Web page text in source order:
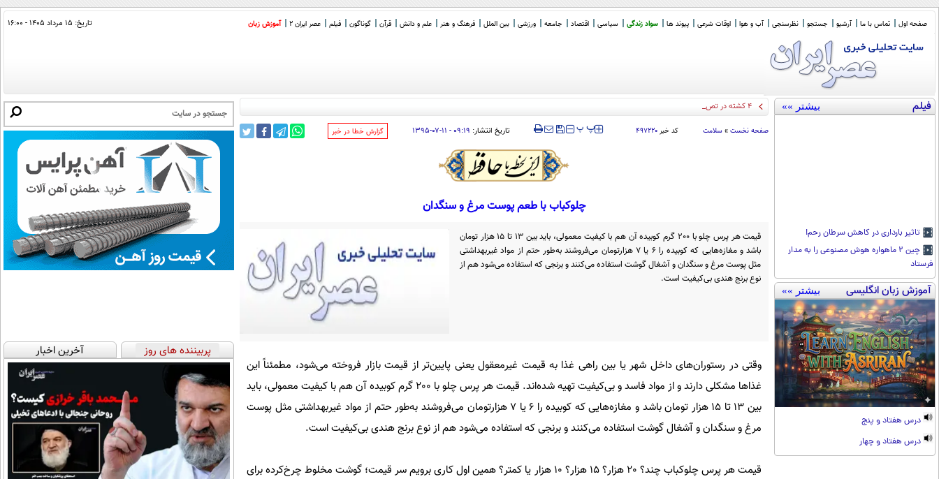
صفحه اول تماس با ما آرشیو جستجو نظرسنجی آب و هوا اوقات شرعی پیوند ها سواد زندگی سیاسی اقتصاد جامعه ورزشی بین الملل فرهنگ و هنر علم و دانش قرآن گوناگون فیلم عصر ایران 2 آموزش زبان تاریخ: ۱۵ مرداد ۱۴۰۵ - ۱۶:۰۰
فیلم بیشتر »»
تاثیر بارداری در کاهش سرطان رحم!
چین ۲ ماهواره هوش مصنوعی را به مدار
فرستاد
آموزش زبان انگلیسی بیشتر »»
درس هفتاد و پنج
درس هفتاد و چهار
۴ کشته در تصادف جاده اهواز خرمش
صفحه نخست » سلامت کد خبر۴۹۷۲۲۰ ‍‍‍ پ پ تاریخ انتشار: ۰۹:۱۹ - ۱۱-۰۷-۱۳۹۵ ‌گزارش خطا در خبر
چلوکباب با طعم پوست مرغ و سنگدان
قیمت هر پرس چلو با 200 گرم کوبیده آن هم با کیفیت معمولی، باید بین 13 تا 15 هزار تومان
باشد و مغازه‌هایی که کوبیده را 6 یا 7 هزارتومان می‌فروشند به‌طور حتم از مواد غیربهداشتی
مثل پوست مرغ و سنگدان و آشغال گوشت استفاده می‌کنند و برنجی که استفاده می‌شود هم از
نوع برنج هندی بی‌کیفیت است.
وقتی در رستوران‌های داخل شهر یا بین راهی غذا به قیمت غیرمعقول یعنی پایین‌تر از قیمت بازار فروخته می‌شود، مطمئناً این
غذا‌ها مشکلی دارند و از مواد فاسد و بی‌کیفیت تهیه شده‌اند. قیمت هر پرس چلو با 200 گرم کوبیده آن هم با کیفیت معمولی، باید
بین 13 تا 15 هزار تومان باشد و مغازه‌هایی که کوبیده را 6 یا 7 هزارتومان می‌فروشند به‌طور حتم از مواد غیربهداشتی مثل پوست
مرغ و سنگدان و آشغال گوشت استفاده می‌کنند و برنجی که استفاده می‌شود هم از نوع برنج هندی بی‌کیفیت است.
قیمت هر پرس چلوکباب چند؟ 20 هزار؟ 15 هزار؟ 10 هزار یا کمتر؟ همین اول کاری ‌برویم سر قیمت؛ گوشت مخلوط چرخ‌کرده برای
پربیننده های روز آخرین اخبار